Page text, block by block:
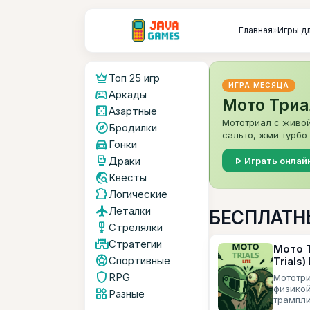
Главная»Игры
crownТоп 25 игр
sports_esportsАркады
casinoАзартные
exploreБродилки
directions_car Гонки
sports_mma Драки
travel_exploreКвесты
extensionЛогические
flightЛеталки
military_tech Стрелялки
castleСтратегии
sports_soccerСпортивные
shield RPG
widgetsРазные
ИГРА МЕСЯЦА
Мото
Мототриал с
сальто, жми
play_arrow Играть
Мото
Trials)